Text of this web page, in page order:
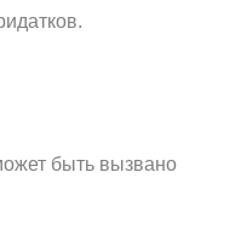
быть вызвано